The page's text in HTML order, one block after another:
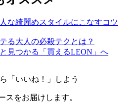
な綺麗めスタイルにこなすコツ
る大人の必殺テクとは？
見つかる「買えるLEON」へ
「いいね！」しよう
スをお届けします。